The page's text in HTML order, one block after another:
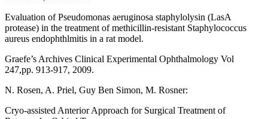
Evaluation of Pseudomonas aeruginosa staphylolysin (LasA
protease) in the treatment of methicillin-resistant Staphylococcus
aureus endophthlmitis in a rat model.
Graefe’s Archives Clinical Experimental Ophthalmology Vol
247,pp. 913-917, 2009.
N. Rosen, A. Priel, Guy Ben Simon, M. Rosner:
Cryo-assisted Anterior Approach for Surgical Treatment of